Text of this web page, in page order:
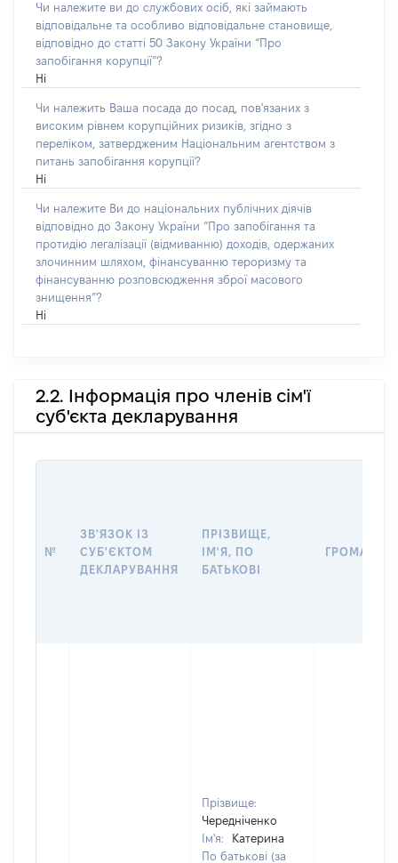
Чи належите ви до службових осіб, які займають
відповідальне та особливо відповідальне становище,
відповідно до статті 50 Закону України “Про
запобігання корупції”?
Ні
Чи належить Ваша посада до посад, пов'язаних з
високим рівнем корупційних ризиків, згідно з
переліком, затвердженим Національним агентством з
питань запобігання корупції?
Ні
Чи належите Ви до національних публічних діячів
відповідно до Закону України “Про запобігання та
протидію легалізації (відмиванню) доходів, одержаних
злочинним шляхом, фінансуванню тероризму та
фінансуванню розповсюдження зброї масового
знищення”?
Ні
2.2. Інформація про членів сім'ї
суб'єкта декларування
№
ЗВ'ЯЗОК ІЗ
СУБ'ЄКТОМ
ДЕКЛАРУВАННЯ
ПРІЗВИЩЕ,
ІМ'Я, ПО
БАТЬКОВІ
Прізвище:
Чередніченко
Ім'я:
Катерина
По батькові (за